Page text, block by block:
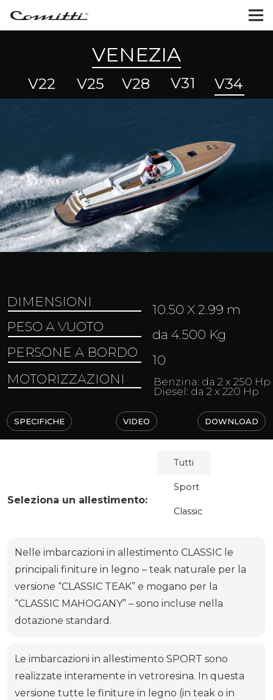
VENEZIA
V22 V25 V28 V31 V34
PESO A VUOTO
DIMENSIONI
PERSONE A BORDO
Diesel: da 2 x 220 Hp
Benzina: da 2 x 250 Hp
MOTORIZZAZIONI
10.50 X 2.99 m
da 4.500 Kg
10
VIDEO
SPECIFICHE DOWNLOAD
Seleziona un allestimento:
Tutti
Sport
Classic
Nelle imbarcazioni in allestimento CLASSIC le
principali finiture in legno – teak naturale per la
versione “CLASSIC TEAK” e mogano per la
“CLASSIC MAHOGANY” – sono incluse nella
dotazione standard.
Le imbarcazioni in allestimento SPORT sono
realizzate interamente in vetroresina. In questa
versione tutte le finiture in legno (in teak o in